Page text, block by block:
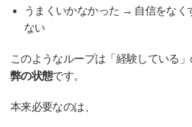
うまくいかなかった → 自信をな
ない
このようなループは「経験している
弊の状態です。
本来必要なのは、